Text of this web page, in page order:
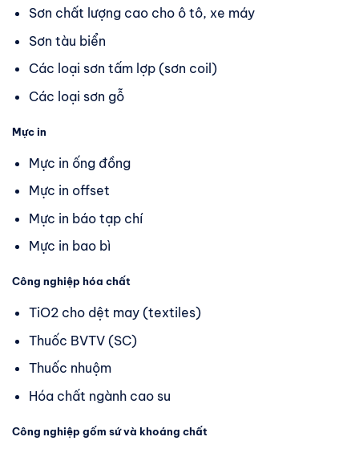
Sơn chất lượng cao cho ô tô, xe máy
Sơn tàu biển
Các loại sơn tấm lợp (sơn coil)
Các loại sơn gỗ
Mực in
Mực in ống đồng
Mực in offset
Mực in báo tạp chí
Mực in bao bì
Công nghiệp hóa chất
TiO2 cho dệt may (textiles)
Thuốc BVTV (SC)
Thuốc nhuộm
Hóa chất ngành cao su
Công nghiệp gốm sứ và khoáng chất